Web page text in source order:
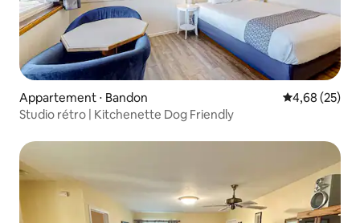
Appartement ⋅ Bandon Évaluation
4,68 (25)
Studio rétro | Kitchenette Dog Friendly